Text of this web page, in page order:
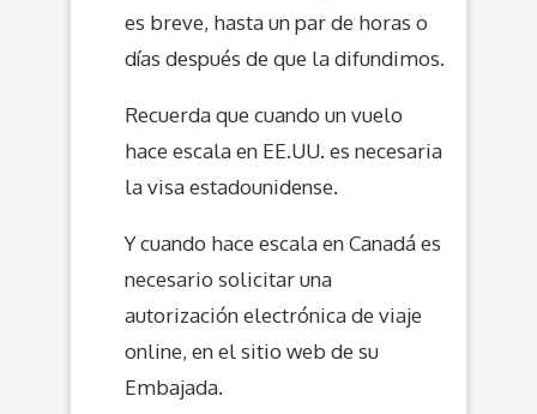
es breve, hasta un par de horas o
días después de que la difundimos.
Recuerda que cuando un vuelo
hace escala en EE.UU. es necesaria
la visa estadounidense.
Y cuando hace escala en Canadá es
necesario solicitar una
autorización electrónica de viaje
online, en el sitio web de su
Embajada.